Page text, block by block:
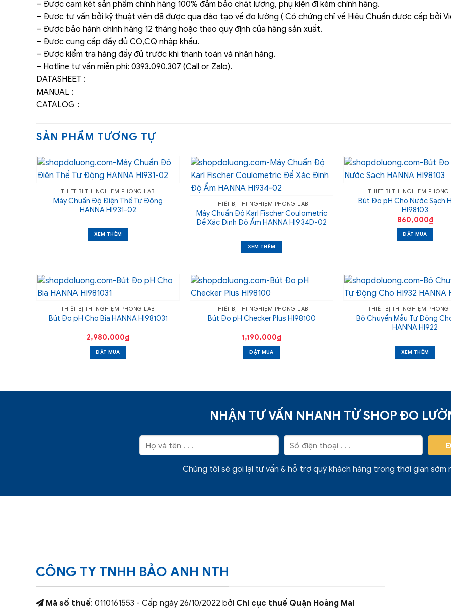
– Được cam kết sản phẩm chính hãng 100% đảm bảo chất lượng, phụ kiện đi kèm chính hãng.
– Được tư vấn bởi kỹ thuật viên đã được qua đào tạo về đo lường ( Có chứng chỉ về Hiệu Chuẩn được cấp bởi
– Được bảo hành chính hãng 12 tháng hoặc theo quy định của hãng sản xuất.
– Được cung cấp đầy đủ CO,CQ nhập khẩu.
– Được kiểm tra hàng đầy đủ trước khi thanh toán và nhận hàng.
– Hotline tư vấn miễn phí: 0393.090.307 (Call or Zalo).
DATASHEET :
MANUAL :
CATALOG :
SẢN PHẨM TƯƠNG TỰ
THIẾT BỊ THÍ NGHIỆM PHÒNG LAB
Máy Chuẩn Độ Điện Thế Tự Động
HANNA HI931-02
XEM THÊM
THIẾT BỊ THÍ NGHIỆM PHÒNG LAB
Máy Chuẩn Độ Karl Fischer Coulometric
Để Xác Định Độ Ẩm HANNA HI934D-02
XEM THÊM
THIẾT BỊ THÍ NGHIỆM PHÒNG
Bút Đo pH Cho Nước Sạch
HI98103
860,000₫
ĐẶT MUA
THIẾT BỊ THÍ NGHIỆM PHÒNG LAB
Bút Đo pH Cho Bia HANNA HI981031
2,980,000₫
ĐẶT MUA
THIẾT BỊ THÍ NGHIỆM PHÒNG LAB
Bút Đo pH Checker Plus HI98100
1,190,000₫
ĐẶT MUA
THIẾT BỊ THÍ NGHIỆM PHÒNG
Bộ Chuyển Mẫu Tự Động
HANNA HI922
XEM THÊM
NHẬN TƯ VẤN NHANH TỪ SHOP ĐO
Chúng tôi sẽ gọi lại tư vấn & hỗ trợ quý khách hàng trong thời gian sớm
CÔNG TY TNHH BẢO ANH NTH
Mã số thuế: 0110161553 - Cấp ngày 26/10/2022 bởi Chi cục thuế Quận Hoàng Mai